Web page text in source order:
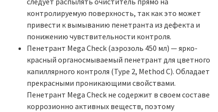
контролируемую поверхность, так как это может
привести к вымыванию пенетранта из дефекта и
понижению чувствительности контроля.
Пенетрант Mega Check (аэрозоль 450 мл) — ярко-
красный органосмываемый пенетрант для цветного
капиллярного контроля (Type 2, Method C). Обладает
прекрасными проникающими свойствами.
Пенетрант Mega Check не содержит в своем составе
коррозионно активных веществ, поэтому